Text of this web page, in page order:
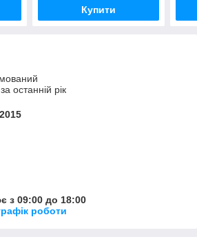
Купити
останній рік
з 09:00 до 18:00
роботи